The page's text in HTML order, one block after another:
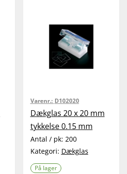
Varenr.: D102020
Dækglas 20 x 20 mm
tykkelse 0.15 mm
Antal / pk: 200
Kategori: Dækglas
På lager